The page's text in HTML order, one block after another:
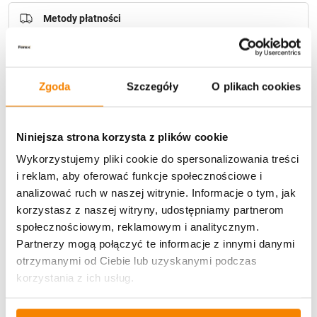
Zgoda Szczegóły O plikach cookies
Niniejsza strona korzysta z plików cookie
Wykorzystujemy pliki cookie do spersonalizowania treści
i reklam, aby oferować funkcje społecznościowe i
analizować ruch w naszej witrynie. Informacje o tym, jak
korzystasz z naszej witryny, udostępniamy partnerom
społecznościowym, reklamowym i analitycznym.
Partnerzy mogą połączyć te informacje z innymi danymi
otrzymanymi od Ciebie lub uzyskanymi podczas
korzystania z ich usług.
Potrzebujesz większą ilość? Zapraszamy do naszej
hurtowniiPrzejdź do hurtowni B2B
Metody płatności
Opis produktu
Specyfikacja